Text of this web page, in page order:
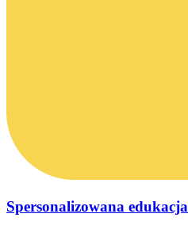
Spersonalizowana edukacja